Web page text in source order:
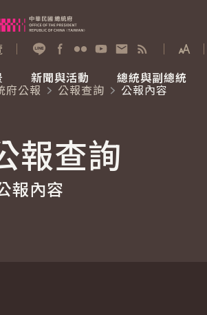
展開
遷對策委員會
新聞與活動 總統與副總統
府公報 公報查詢
公報內容
報查詢
報內容